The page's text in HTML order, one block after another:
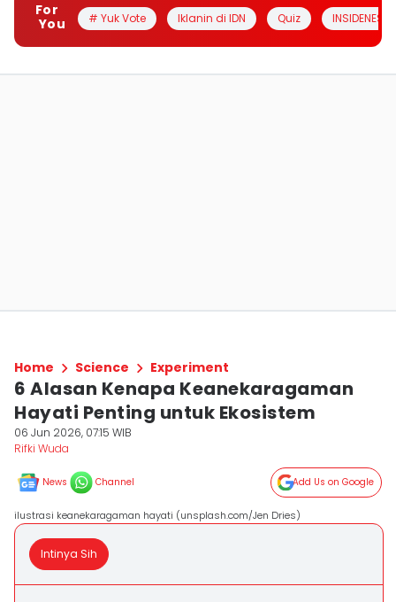
For
You
# Yuk Vote Iklanin di IDN Quiz INSIDENESIA
Home Science Experiment
6 Alasan Kenapa Keanekaragaman
Hayati Penting untuk Ekosistem
06 Jun 2026, 07:15 WIB
Rifki Wuda
News Channel Add Us on Google
ilustrasi keanekaragaman hayati (unsplash.com/Jen Dries)
Intinya Sih